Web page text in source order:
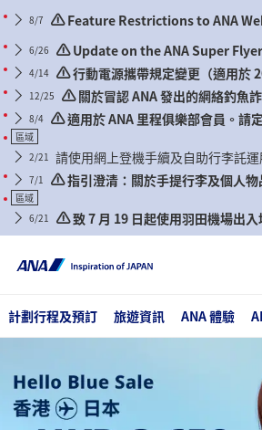
8/7
Feature Restrictions to ANA
Renewal
6/26
Update on the ANA Super
Program Revisions
4/14
行動電源攜帶規定變更（適用於
日或之後出發的航班）
12/25 關於冒認 ANA 發出的網絡釣魚
8/4
適用於 ANA 里程俱樂部會員。請
站密碼。
區域
2/21 請使用網上登機手續及自助行李託
7/1
指引澄清：關於手提行李及個人
用於 2026 年 7 月 1 日或之後出發的航班）
區域
6/21
致 7 月 19 日起使用羽田機場出
線航班旅客
計劃行程及預訂 旅遊資訊 ANA 體驗
Hello Blue Sale! 東京 / 日本其他城市 HKD
期至 13/08/2026 起 來回票價連稅。 *須受有